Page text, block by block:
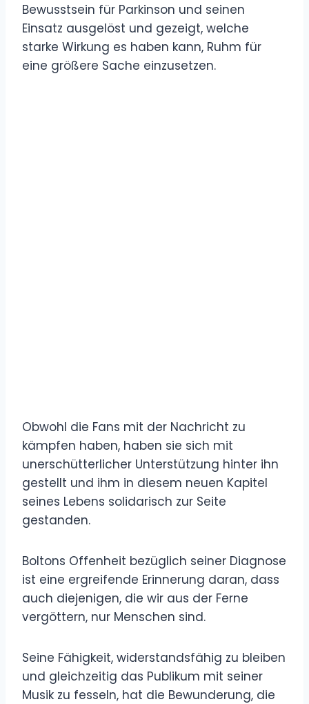
Bewusstsein für Parkinson und seinen
Einsatz ausgelöst und gezeigt, welche
starke Wirkung es haben kann, Ruhm für
eine größere Sache einzusetzen.
Obwohl die Fans mit der Nachricht zu
kämpfen haben, haben sie sich mit
unerschütterlicher Unterstützung hinter ihn
gestellt und ihm in diesem neuen Kapitel
seines Lebens solidarisch zur Seite
gestanden.
Boltons Offenheit bezüglich seiner Diagnose
ist eine ergreifende Erinnerung daran, dass
auch diejenigen, die wir aus der Ferne
vergöttern, nur Menschen sind.
Seine Fähigkeit, widerstandsfähig zu bleiben
und gleichzeitig das Publikum mit seiner
Musik zu fesseln, hat die Bewunderung, die